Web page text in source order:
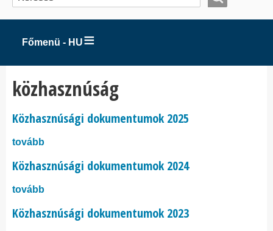
Főmenü - HU
közhasznúság
Közhasznúsági dokumentumok 2025
tovább
Közhasznúsági dokumentumok 2024
tovább
Közhasznúsági dokumentumok 2023